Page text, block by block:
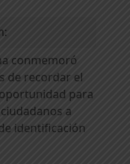
conmemoró
de recordar el
para
a
identificación